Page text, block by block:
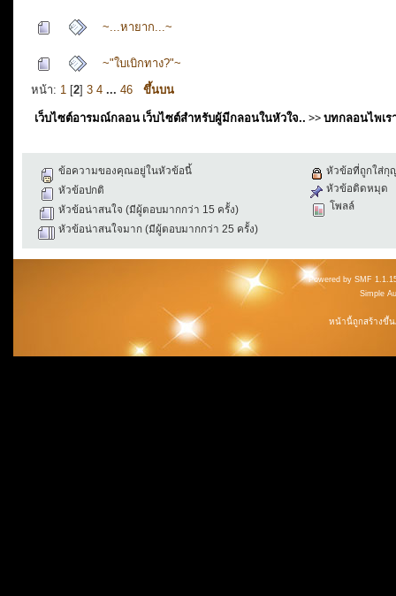
~...หายาก...~
~"ใบเบิกทาง?"~
หน้า: 1 [2] 3 4 ... 46 ขึ้นบน
เว็บไซต์อารมณ์กลอน เว็บไซต์สำหรับผู้มีกลอนในหัวใจ.. >>บทกลอนไพเร
ข้อความของคุณอยู่ในหัวข้อนี้
หัวข้อปกติ
หัวข้อน่าสนใจ (มีผู้ตอบมากกว่า 15 ครั้ง)
หัวข้อน่าสนใจมาก (มีผู้ตอบมากกว่า 25 ครั้ง)
หัวข้อที่ถูกใส่กุ
หัวข้อติดหมุด
โพลล์
Powered by SMF
Simple
หน้านี้ถูกสร้างขึ้น